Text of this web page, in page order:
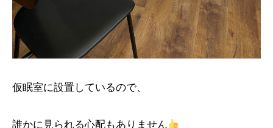
仮眠室に設置しているので、
誰かに見られる心配もありません